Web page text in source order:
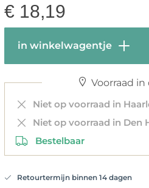
€ 18,19
in winkelwagentje
Voorraad
Niet op voorraad in
Niet op voorraad in Den
Bestelbaar
Retourtermijn binnen 14 dagen